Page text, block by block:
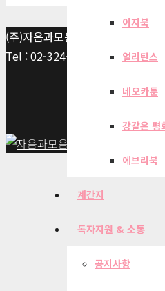
이지북
얼리틴스
네오카툰
강같은 평
에브리북
계간지
독자지원 & 소통
공지사항
(주)자음과모음 | 10881 경기 파
Tel : 02-324-2347 | Fax : 02-